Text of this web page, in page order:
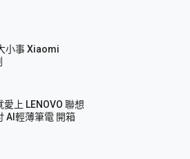
小事 Xiaomi
上 LENOVO 聯想
AI輕薄筆電 開箱